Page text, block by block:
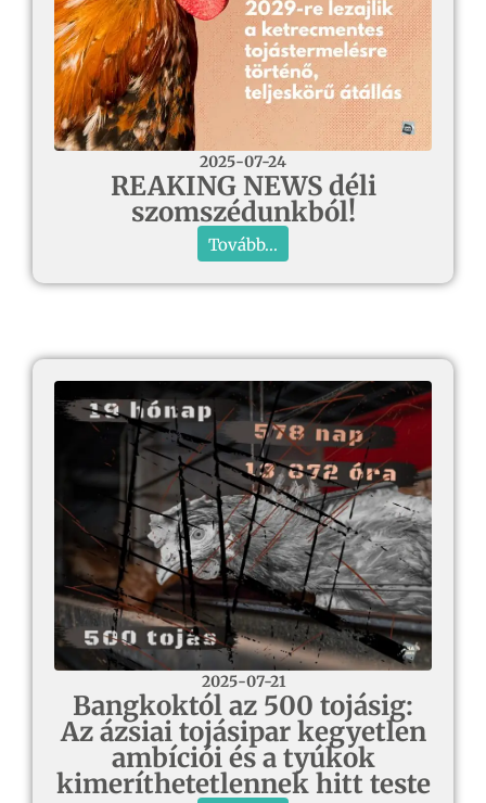
2025-07-24
REAKING NEWS déli
szomszédunkból!
Tovább...
2025-07-21
Bangkoktól az 500 tojásig:
Az ázsiai tojásipar kegyetlen
ambíciói és a tyúkok
kimeríthetetlennek hitt teste